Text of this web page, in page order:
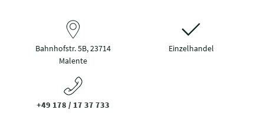
Bahnhofstr. 5B, 23714
Malente
Einzelhandel
+49 178 / 17 37 733